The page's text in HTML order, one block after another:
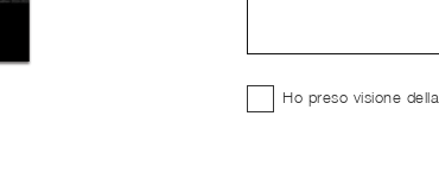
Ho preso visione della